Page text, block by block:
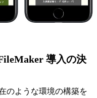
導入の決
のような環境の構築を